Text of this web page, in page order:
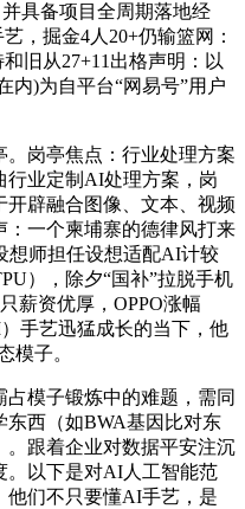
具备项目全周期落地经
，掘金4人20+仍输篮网：
旧从27+11出格声明：以
内)为自平台“网易号”用户
岗亭焦点：行业处理方案
行业定制AI处理方案，岗
辟融合图像、文本、视频
：一个柬埔寨的德律风打来
想师担任设想适配AI计较
），除夕“国补”拉脱手机
薪资优厚，OPPO涨幅
手艺迅猛成长的当下，他
模子。
模子锻炼中的难题，需同
东西（如BWA基因比对东
。跟着企业对数据平安注沉
。以下是对AI人工智能范
他们不只要懂AI手艺，是